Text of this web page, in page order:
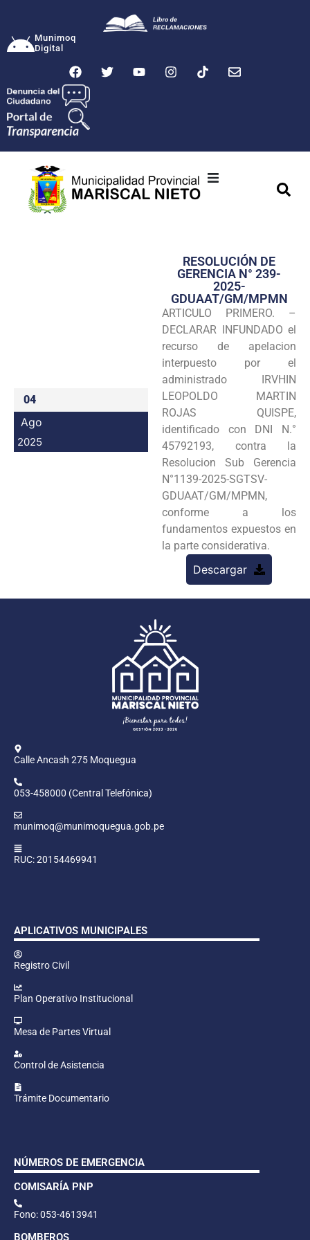
Munimoq
Digital
Transparencia
Seguridad
Programas
Intranet
04
Ago
2025
RESOLUCIÓN DE
GERENCIA N° 239-
2025-
GDUAAT/GM/MPMN
ARTICULO PRIMERO. –
DECLARAR INFUNDADO el
recurso de apelacion
interpuesto por el
administrado IRVHIN
LEOPOLDO MARTIN
ROJAS QUISPE,
identificado con DNI N.°
45792193, contra la
Resolucion Sub Gerencia
N°1139-2025-SGTSV-
GDUAAT/GM/MPMN,
conforme a los
fundamentos expuestos en
la parte considerativa.
Descargar
Calle Ancash 275 Moquegua
053-458000 (Central Telefónica)
munimoq@munimoquegua.gob.pe
RUC: 20154469941
APLICATIVOS MUNICIPALES
Registro Civil
Plan Operativo Institucional
Mesa de Partes Virtual
Control de Asistencia
Trámite Documentario
NÚMEROS DE EMERGENCIA
COMISARÍA PNP
Fono: 053-4613941
BOMBEROS